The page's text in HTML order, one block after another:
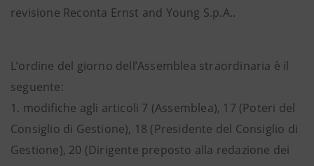
revisione Reconta Ernst and Young S.p.A..
L’ordine del giorno dell’Assemblea straordinaria è il
seguente:
1. modifiche agli articoli 7 (Assemblea), 17 (Poteri del
Consiglio di Gestione), 18 (Presidente del Consiglio di
Gestione), 20 (Dirigente preposto alla redazione dei